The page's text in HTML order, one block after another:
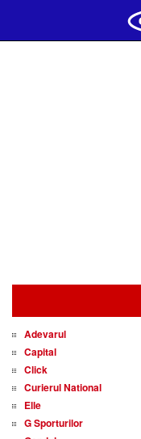
Adevarul
Capital
Click
Curierul National
Elle
G Sporturilor